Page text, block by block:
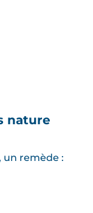
nature
un remède :